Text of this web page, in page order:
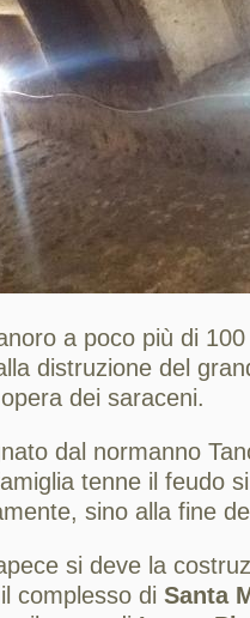
a poco più di
distruzione del
dei saraceni.
dal normanno
tenne il feudo
sino alla fine
si deve la
complesso di Santa